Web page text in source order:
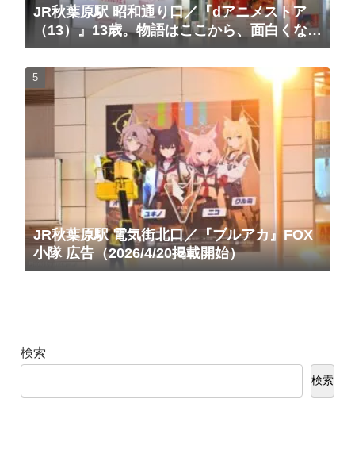
JR秋葉原駅 昭和通り口／『dアニメストア
（13）』13歳。物語はここから、面白くな
る。広告（2025/10/20掲載開始）
JR秋葉原駅 電気街北口／『ブルアカ』FOX
小隊 広告（2026/4/20掲載開始）
検索
検索